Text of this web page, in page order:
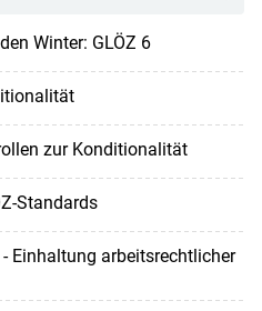
Winter: GLÖZ 6
zur Konditionalität
Standards
Einhaltung arbeitsrechtlicher